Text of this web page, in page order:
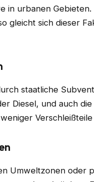
in urbanen
gleicht sich dieser
staatliche
Diesel, und auch
Umweltzonen oder